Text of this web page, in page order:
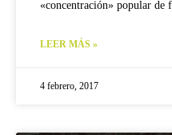
«concentración» popular de
LEER MÁS »
4 febrero, 2017